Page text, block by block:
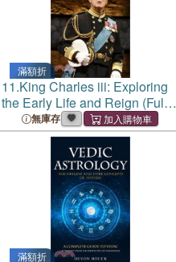
滿額折
11.King Charles iii: Exploring
the Early Life and Reign (Full
Biography of King Charles Iii
Leading Up to His Coronation)
無庫存
滿額折